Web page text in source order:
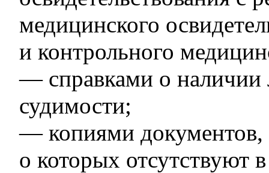
медицинского
и контрольного
— справками о наличии
судимости;
— копиями документов,
о которых отсутствуют